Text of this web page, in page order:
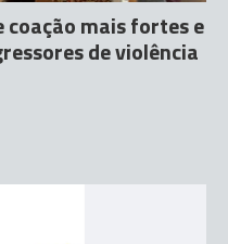
coação mais fortes e
de violência